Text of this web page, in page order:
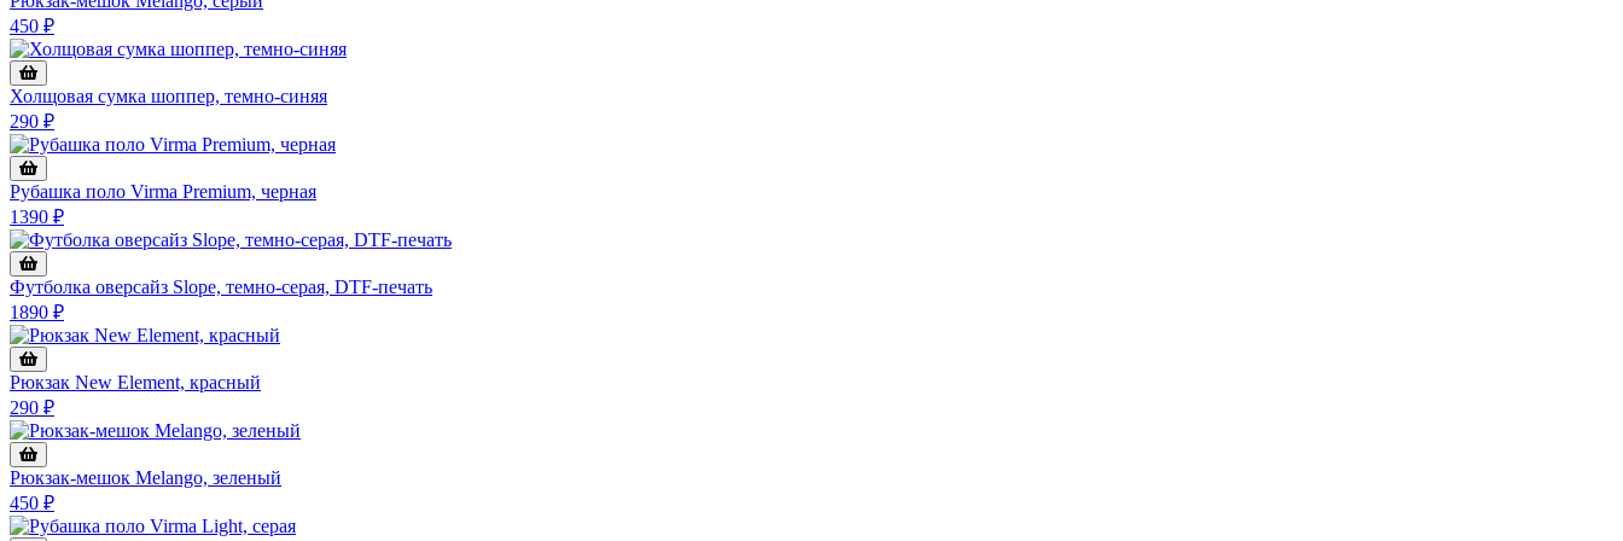
450 ₽
Холщовая сумка шоппер, темно-синяя
290 ₽
Рубашка поло Virma Premium, черная
1390 ₽
Футболка оверсайз Slope, темно-серая, DTF-печать
1890 ₽
Рюкзак New Element, красный
290 ₽
Рюкзак-мешок Melango, зеленый
450 ₽